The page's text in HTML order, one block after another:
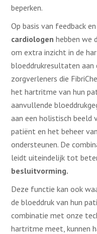
beperken.
Op basis van feedback en
cardiologen hebben we
om extra inzicht in de
bloeddrukresultaten aan
zorgverleners die
het hartritme van hun
aanvullende
aan een holistisch beeld
patiënt en het beheer
ondersteunen. De
leidt uiteindelijk tot
besluitvorming.
Deze functie kan ook
de bloeddruk van hun
combinatie met onze
hartritme meet, kunnen